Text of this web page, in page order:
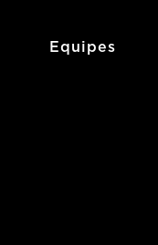
Equipes